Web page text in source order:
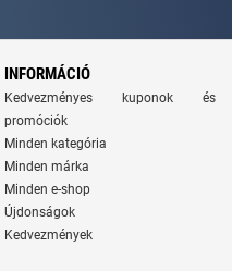
INFORMÁCIÓ
Kedvezményes kuponok és
promóciók
Minden kategória
Minden márka
Minden e-shop
Újdonságok
Kedvezmények